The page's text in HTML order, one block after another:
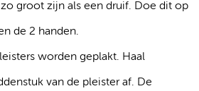
groot zijn als een druif. Doe dit op
de 2 handen.
worden geplakt. Haal
van de pleister af. De